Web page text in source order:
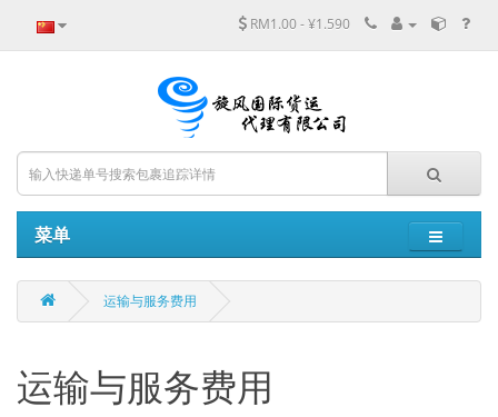
RM1.00 - ¥1.590
菜单
运输与服务费用
运输与服务费用